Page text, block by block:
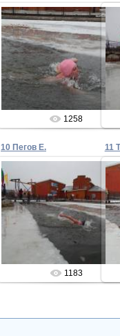
04.12.2014
Admin
1258
10 Пегов Е.
04.12.2014
Admin
1183
11